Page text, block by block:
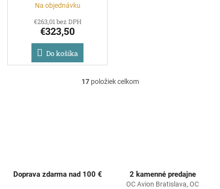
Na objednávku
€263,01 bez DPH
€323,50
Do košíka
O
17položiek celkom
Doprava zdarma nad 100 € 2 kamenné predajne
OC Avion Bratislava, OC